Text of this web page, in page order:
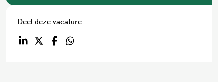
Deel deze vacature